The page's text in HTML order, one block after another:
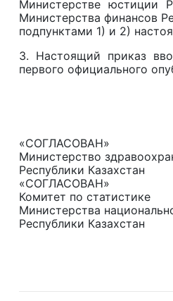
Министерстве юстиции
Министерства финансов
подпунктами 1) и 2)
3. Настоящий приказ
первого официального
«СОГЛАСОВАН»
Министерство
Республики Казахстан
«СОГЛАСОВАН»
Комитет по статистике
Министерства
Республики Казахстан